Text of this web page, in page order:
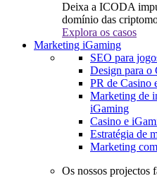
Deixa a ICODA
domínio das
Explora os casos
Marketing iGaming
SEO para
Design para o
PR de Casino
Marketing de
iGaming
Casino e
Estratégia de
Marketing
Os nossos projectos